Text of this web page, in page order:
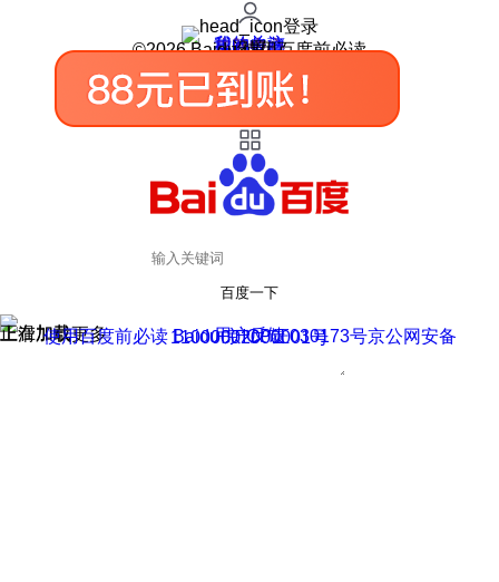
登录
我的关注
我的收藏
皮肤中心
用户反馈
设置
©2026 Baidu 使用百度前必读
百度一下
正在加载
上滑加载更多 用户反馈
使用百度前必读 Baidu 京ICP证030173号
京公网安备11000002000001号